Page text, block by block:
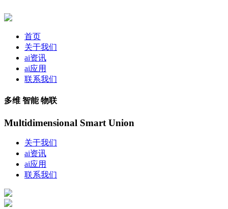
首页
关于我们
ai资讯
ai应用
联系我们
多维 智能 物联
Multidimensional Smart Union
关于我们
ai资讯
ai应用
联系我们